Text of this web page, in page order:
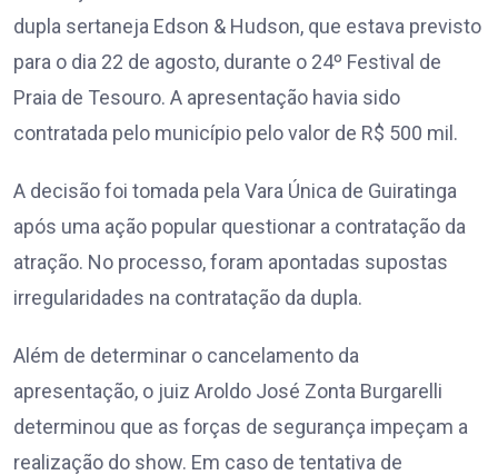
dupla sertaneja Edson & Hudson, que estava previsto
para o dia 22 de agosto, durante o 24º Festival de
Praia de Tesouro. A apresentação havia sido
contratada pelo município pelo valor de R$ 500 mil.
A decisão foi tomada pela Vara Única de Guiratinga
após uma ação popular questionar a contratação da
atração. No processo, foram apontadas supostas
irregularidades na contratação da dupla.
Além de determinar o cancelamento da
apresentação, o juiz Aroldo José Zonta Burgarelli
determinou que as forças de segurança impeçam a
realização do show. Em caso de tentativa de